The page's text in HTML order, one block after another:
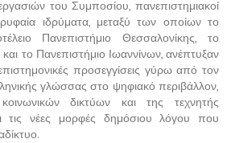
του Συμποσίου, πανεπιστημιακοί
ιδρύματα, μεταξύ των οποίων το
Πανεπιστήμιο Θεσσαλονίκης, το
το Πανεπιστήμιο Ιωαννίνων, ανέπτυξαν
προσεγγίσεις γύρω από τον
γλώσσας στο ψηφιακό περιβάλλον,
δικτύων και της τεχνητής
τις νέες μορφές δημόσιου λόγου που